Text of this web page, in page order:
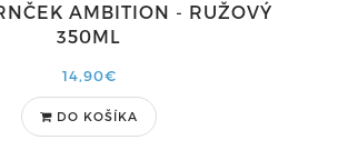
AMBITION - RUŽOVÝ
350ML
14,90€
DO KOŠÍKA